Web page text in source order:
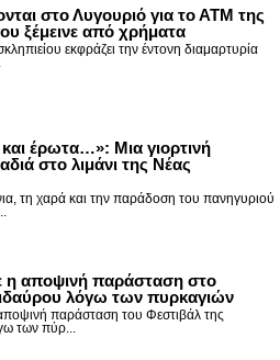
στο Λυγουριό για το ΑΤΜ της
ξέμεινε από χρήματα
εκφράζει την έντονη διαμαρτυρία
έρωτα…»: Μια γιορτινή
στο λιμάνι της Νέας
τη χαρά και την παράδοση του πανηγυριού
η αποψινή παράσταση στο
λόγω των πυρκαγιών
παράσταση του Φεστιβάλ της
των πύρ...